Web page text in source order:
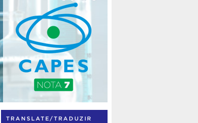
TRANSLATE/TRADUZIR